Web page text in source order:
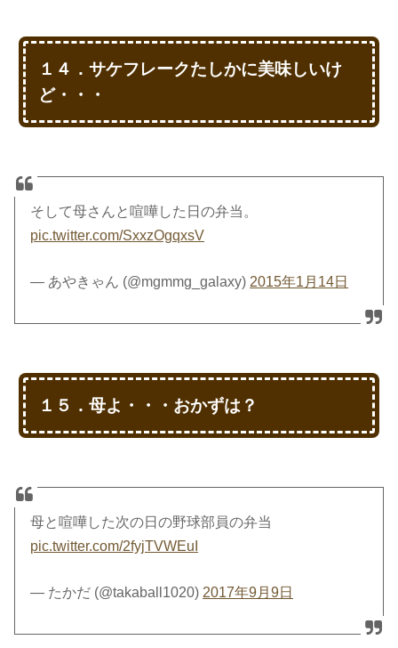
１４．サケフレークたしかに美味しいけ
ど・・・
そして母さんと喧嘩した日の弁当。
pic.twitter.com/SxxzOgqxsV
— あやきゃん (@mgmmg_galaxy) 2015年1月14日
１５．母よ・・・おかずは？
母と喧嘩した次の日の野球部員の弁当
pic.twitter.com/2fyjTVWEuI
— たかだ (@takaball1020) 2017年9月9日